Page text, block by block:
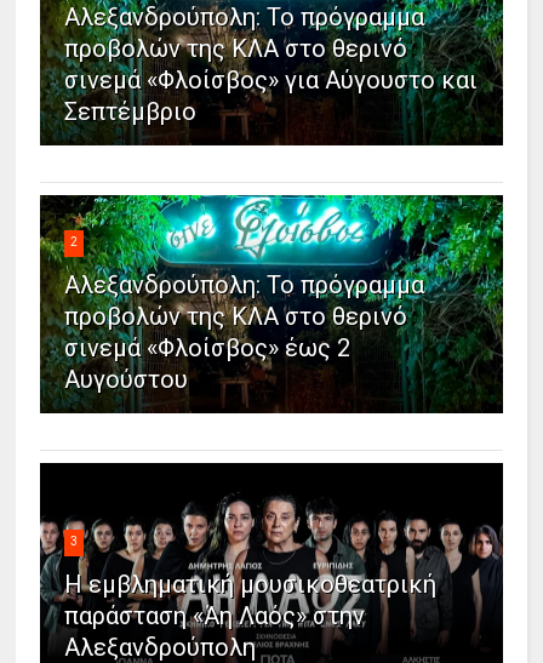
Αλεξανδρούπολη: Το πρόγραμμα
προβολών της ΚΛΑ στο θερινό
σινεμά «Φλοίσβος» για Αύγουστο και
Σεπτέμβριο
2
Αλεξανδρούπολη: Το πρόγραμμα
προβολών της ΚΛΑ στο θερινό
σινεμά «Φλοίσβος» έως 2
Αυγούστου
3
Η εμβληματική μουσικοθεατρική
παράσταση «Άη Λαός» στην
Αλεξανδρούπολη